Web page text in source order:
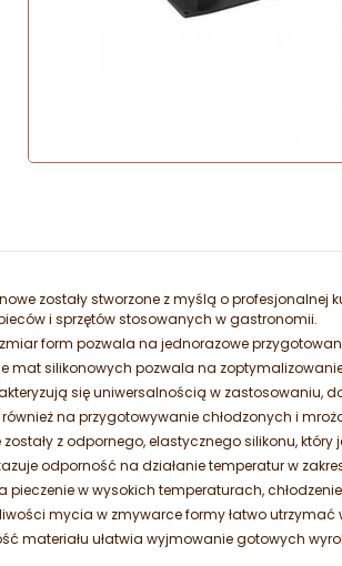
zostały stworzone z myślą o
i sprzętów stosowanych w gastronomii.
form pozwala na jednorazowe
mat silikonowych pozwala na
się uniwersalnością w zastosowaniu,
na przygotowywanie chłodzonych i
z odpornego, elastycznego silikonu,
odporność na działanie temperatur w
pieczenie w wysokich temperaturach,
mycia w zmywarce formy łatwo
materiału ułatwia wyjmowanie gotowych